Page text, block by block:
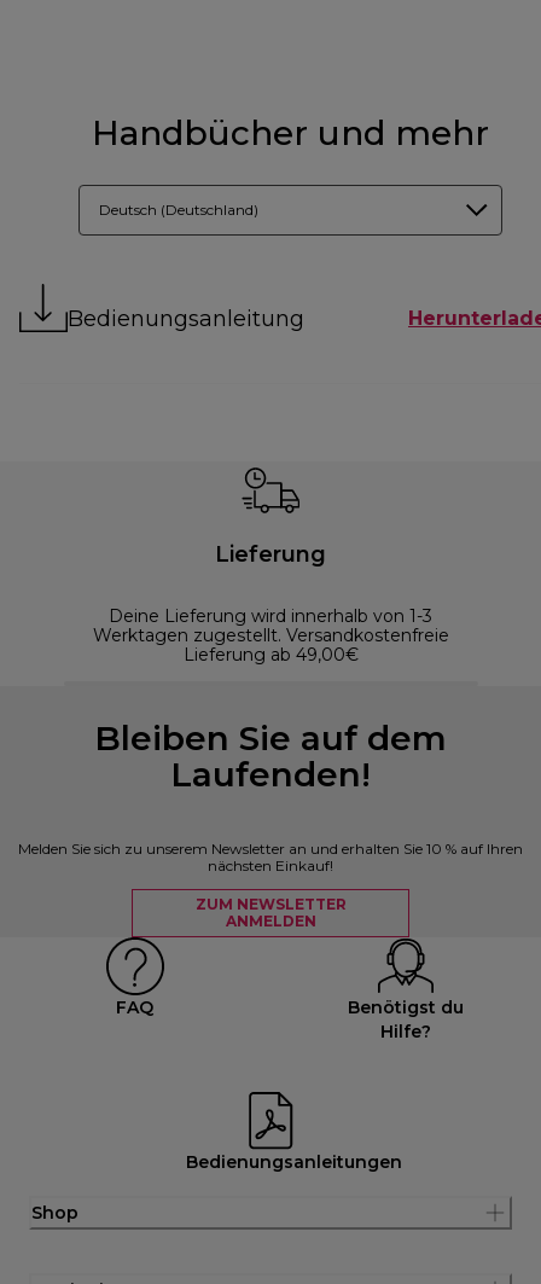
Handbücher und mehr
Deutsch (Deutschland)
Bedienungsanleitung
Lieferung
Deine Lieferung wird innerhalb von 1-3
Werktagen zugestellt. Versandkostenfreie
Lieferung ab 49,00€
Bleiben Sie auf dem
Laufenden!
Melden Sie sich zu unserem Newsletter an und erhalten Sie 10 % auf Ihren
nächsten Einkauf!
ZUM NEWSLETTER
ANMELDEN
FAQ
Benötigst du
Hilfe?
Bedienungsanleitungen
Shop